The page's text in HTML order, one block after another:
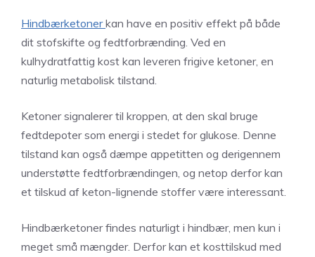
Hindbærketonerkan have en positiv effekt på både
dit stofskifte og fedtforbrænding. Ved en
kulhydratfattig kost kan leveren frigive ketoner, en
naturlig metabolisk tilstand.
Ketoner signalerer til kroppen, at den skal bruge
fedtdepoter som energi i stedet for glukose. Denne
tilstand kan også dæmpe appetitten og derigennem
understøtte fedtforbrændingen, og netop derfor kan
et tilskud af keton-lignende stoffer være interessant.
Hindbærketoner findes naturligt i hindbær, men kun i
meget små mængder. Derfor kan et kosttilskud med